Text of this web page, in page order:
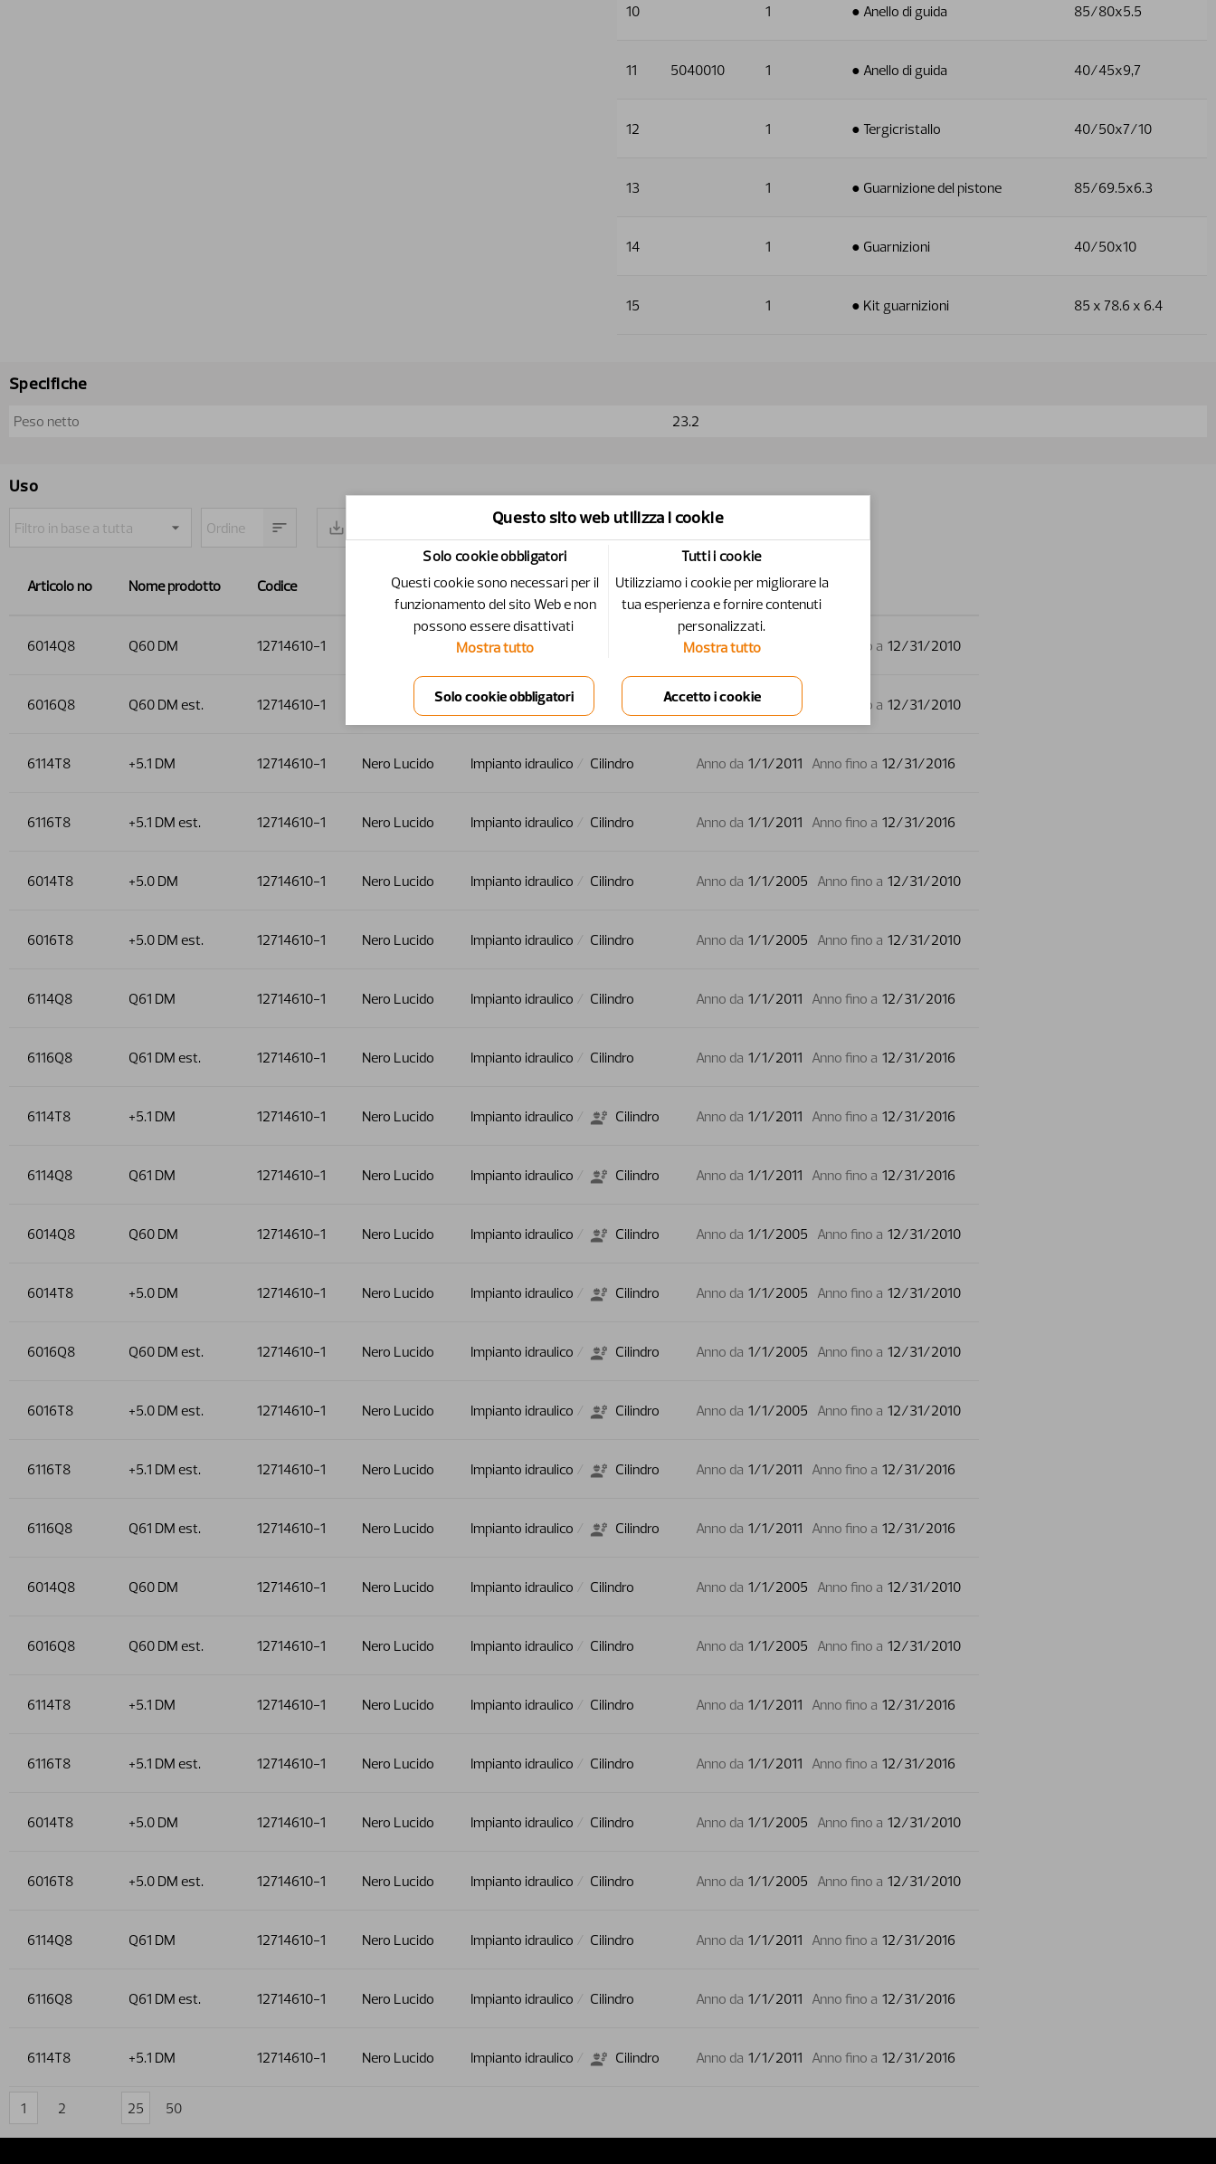
Specifiche
Peso netto 23.2
Uso
Articolo no Nome prodotto Codice Opzione Percorso Specifiche
6014Q8 Q60 DM 12714610-1 Impianto idraulico Anno da 1/1/2005 Anno fino a 12/31/2010
6016Q8 Q60 DM est. 12714610-1 Nero Lucido Impianto idraulico Cilindro Anno da 1/1/2005 Anno fino a 12/31/2010
6114T8 +5.1 DM 12714610-1 Nero Lucido Impianto idraulico Cilindro Anno da 1/1/2011 Anno fino a 12/31/2016
6116T8 +5.1 DM est. 12714610-1 Nero Lucido Impianto idraulico Cilindro Anno da 1/1/2011 Anno fino a 12/31/2016
6014T8 +5.0 DM 12714610-1 Nero Lucido Impianto idraulico Cilindro Anno da 1/1/2005 Anno fino a 12/31/2010
6016T8 +5.0 DM est. 12714610-1 Nero Lucido Impianto idraulico Cilindro Anno da 1/1/2005 Anno fino a 12/31/2010
6114Q8 Q61 DM 12714610-1 Nero Lucido Impianto idraulico Cilindro Anno da 1/1/2011 Anno fino a 12/31/2016
6116Q8 Q61 DM est. 12714610-1 Nero Lucido Impianto idraulico Cilindro Anno da 1/1/2011 Anno fino a 12/31/2016
6114T8 +5.1 DM 12714610-1 Nero Lucido Impianto idraulico Cilindro Anno da 1/1/2011 Anno fino a 12/31/2016
6114Q8 Q61 DM 12714610-1 Nero Lucido Impianto idraulico Cilindro Anno da 1/1/2011 Anno fino a 12/31/2016
6014Q8 Q60 DM 12714610-1 Nero Lucido Impianto idraulico Cilindro Anno da 1/1/2005 Anno fino a 12/31/2010
6014T8 +5.0 DM 12714610-1 Nero Lucido Impianto idraulico Cilindro Anno da 1/1/2005 Anno fino a 12/31/2010
6016Q8 Q60 DM est. 12714610-1 Nero Lucido Impianto idraulico Cilindro Anno da 1/1/2005 Anno fino a 12/31/2010
6016T8 +5.0 DM est. 12714610-1 Nero Lucido Impianto idraulico Cilindro Anno da 1/1/2005 Anno fino a 12/31/2010
6116T8 +5.1 DM est. 12714610-1 Nero Lucido Impianto idraulico Cilindro Anno da 1/1/2011 Anno fino a 12/31/2016
6116Q8 Q61 DM est. 12714610-1 Nero Lucido Impianto idraulico Cilindro Anno da 1/1/2011 Anno fino a 12/31/2016
6014Q8 Q60 DM 12714610-1 Nero Lucido Impianto idraulico Cilindro Anno da 1/1/2005 Anno fino a 12/31/2010
6016Q8 Q60 DM est. 12714610-1 Nero Lucido Impianto idraulico Cilindro Anno da 1/1/2005 Anno fino a 12/31/2010
6114T8 +5.1 DM 12714610-1 Nero Lucido Impianto idraulico Cilindro Anno da 1/1/2011 Anno fino a 12/31/2016
6116T8 +5.1 DM est. 12714610-1 Nero Lucido Impianto idraulico Cilindro Anno da 1/1/2011 Anno fino a 12/31/2016
6014T8 +5.0 DM 12714610-1 Nero Lucido Impianto idraulico Cilindro Anno da 1/1/2005 Anno fino a 12/31/2010
6016T8 +5.0 DM est. 12714610-1 Nero Lucido Impianto idraulico Cilindro Anno da 1/1/2005 Anno fino a 12/31/2010
6114Q8 Q61 DM 12714610-1 Nero Lucido Impianto idraulico Cilindro Anno da 1/1/2011 Anno fino a 12/31/2016
6116Q8 Q61 DM est. 12714610-1 Nero Lucido Impianto idraulico Cilindro Anno da 1/1/2011 Anno fino a 12/31/2016
6114T8 +5.1 DM 12714610-1 Nero Lucido Impianto idraulico Cilindro Anno da 1/1/2011 Anno fino a 12/31/2016
1 2 25 50
10 1 ● Anello di guida 85/80x5.5
11 5040010 1 ● Anello di guida 40/45x9,7
12 1 ● Tergicristallo 40/50x7/10
13 1 ● Guarnizione del pistone 85/69.5x6.3
14 1 ● Guarnizioni 40/50x10
15 1 ● Kit guarnizioni 85 x 78.6 x 6.4
Questo sito web utilizza i cookie
Solo cookie obbligatori
Questi cookie sono necessari per il
funzionamento del sito Web e non
possono essere disattivati ​​
Mostra tutto
Tutti i cookie
Utilizziamo i cookie per migliorare la
tua esperienza e fornire contenuti
personalizzati.
Mostra tutto